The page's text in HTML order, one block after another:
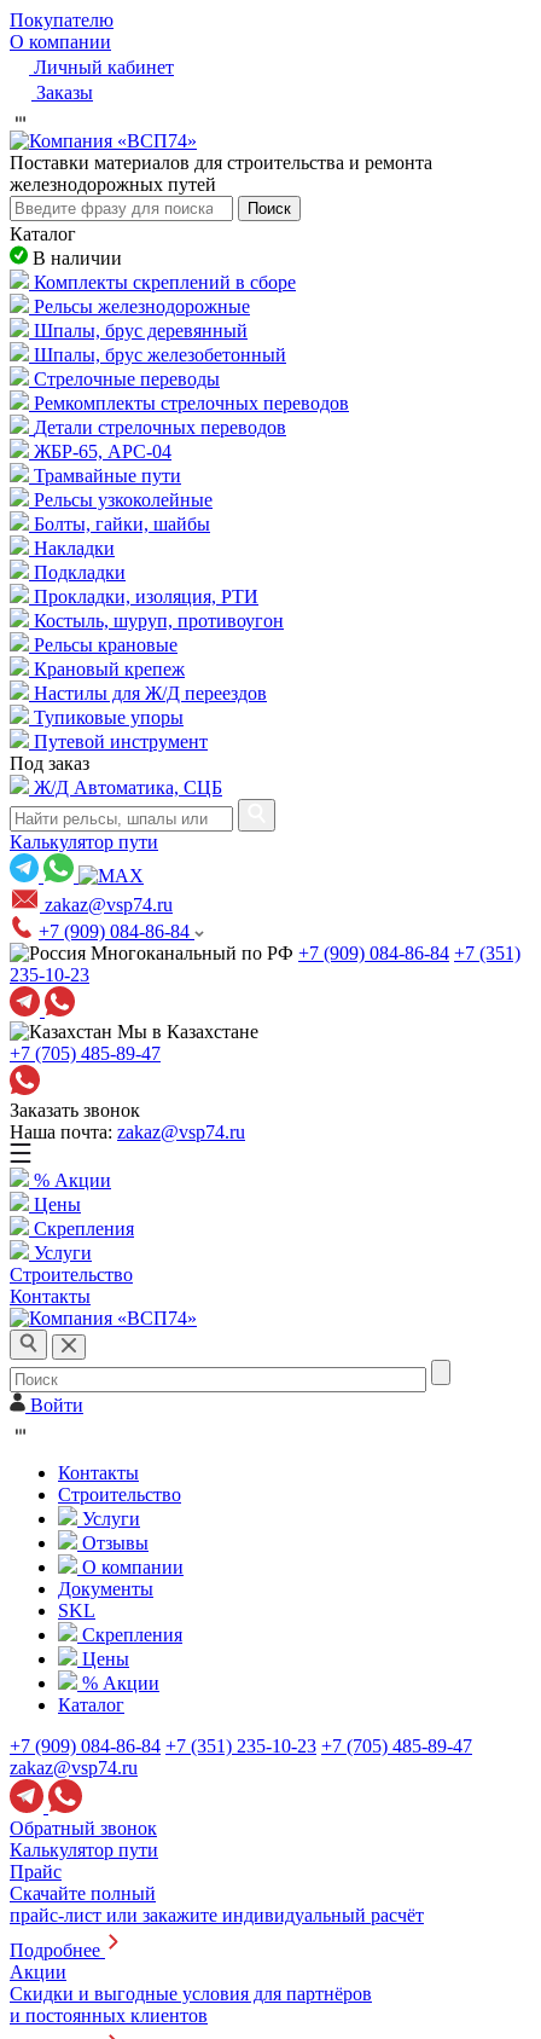
Покупателю
О компании
Личный кабинет
Заказы
Пocтaвки мaтepиaлoв для cтpoитeльcтвa и peмoнтa
жeлeзнoдopoжныx путeй
Поиск
Каталог
В наличии
Комплекты скреплений в сборе
Рельсы железнодорожные
Шпалы, брус деревянный
Шпалы, брус железобетонный
Стрелочные переводы
Ремкомплекты стрелочных переводов
Детали стрелочных переводов
ЖБР-65, АРС-04
Трамвайные пути
Рельсы узкоколейные
Болты, гайки, шайбы
Накладки
Подкладки
Прокладки, изоляция, РТИ
Костыль, шуруп, противоугон
Рельсы крановые
Крановый крепеж
Настилы для Ж/Д переездов
Тупиковые упоры
Путевой инструмент
Под заказ
Ж/Д Автоматика, СЦБ
Калькулятор пути
zakaz@vsp74.ru
+7 (909) 084-86-84
Многоканальный по РФ +7 (909) 084-86-84 +7 (351)
235-10-23
Мы в Казахстане
+7 (705) 485-89-47
Заказать звонок
Наша почта: zakaz@vsp74.ru
% Акции
Цены
Скрепления
Услуги
Строительство
Контакты
Войти
Контакты
Строительство
Услуги
Отзывы
О компании
Документы
SKL
Скрепления
Цены
% Акции
Каталог
+7 (909) 084-86-84 +7 (351) 235-10-23 +7 (705) 485-89-47
zakaz@vsp74.ru
Обратный звонок
Калькулятор пути
Прайс
Скачайте полный
прайс-лист или закажите индивидуальный расчёт
Подробнее
Акции
Скидки и выгодные условия для партнёров
и постоянных клиентов